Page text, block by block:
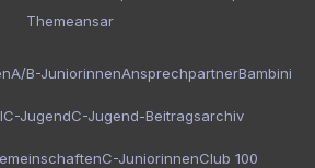
Themeansar
A/B-JuniorinnenAnsprechpartnerBambini
C-JugendC-Jugend-Beitragsarchiv
C-JuniorinnenClub 100